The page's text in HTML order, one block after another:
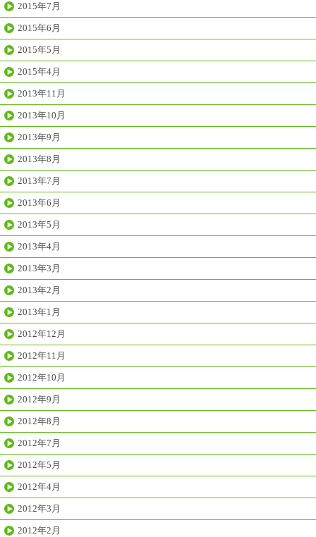
2015年7月
2015年6月
2015年5月
2015年4月
2013年11月
2013年10月
2013年9月
2013年8月
2013年7月
2013年6月
2013年5月
2013年4月
2013年3月
2013年2月
2013年1月
2012年12月
2012年11月
2012年10月
2012年9月
2012年8月
2012年7月
2012年5月
2012年4月
2012年3月
2012年2月